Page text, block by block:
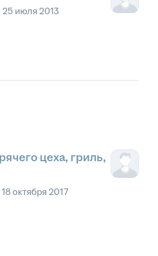
25 июля 2013
цеха, гриль,
18 октября 2017